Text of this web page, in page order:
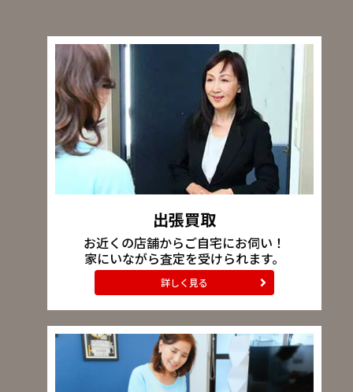
出張買取
お近くの店舗からご自宅にお伺い！
家にいながら査定を受けられます。
詳しく見る